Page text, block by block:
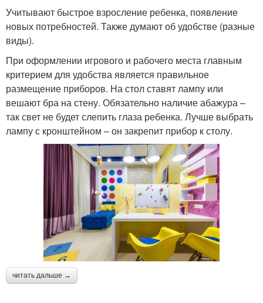
Учитывают быстрое взросление ребенка, появление
новых потребностей. Также думают об удобстве (разные
виды).
При оформлении игрового и рабочего места главным
критерием для удобства является правильное
размещение приборов. На стол ставят лампу или
вешают бра на стену. Обязательно наличие абажура –
так свет не будет слепить глаза ребенка. Лучше выбрать
лампу с кронштейном – он закрепит прибор к столу.
читать дальше →